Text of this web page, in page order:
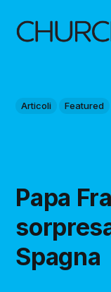
Articoli Featured
Papa
Spagna